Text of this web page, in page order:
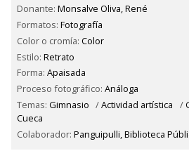
Donante: Monsalve Oliva, René
Formatos: Fotografía
Color o cromía: Color
Estilo: Retrato
Forma: Apaisada
Proceso fotográfico: Análoga
Temas: Gimnasio /Actividad artística /
Cueca
Colaborador: Panguipulli, Biblioteca